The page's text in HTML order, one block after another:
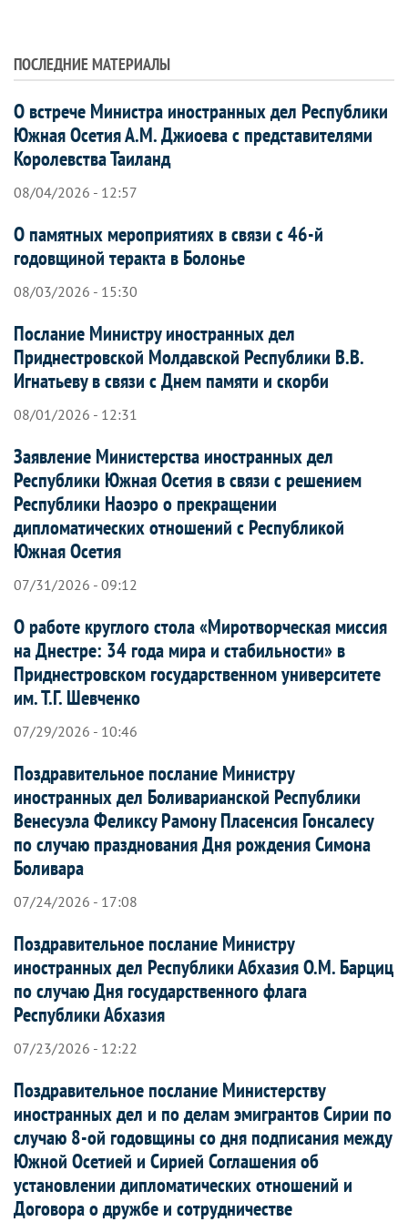
ПОСЛЕДНИЕ МАТЕРИАЛЫ
О встрече Министра иностранных дел Республики
Южная Осетия А.М. Джиоева с представителями
Королевства Таиланд
08/04/2026 - 12:57
О памятных мероприятиях в связи с 46-й
годовщиной теракта в Болонье
08/03/2026 - 15:30
Послание Министру иностранных дел
Приднестровской Молдавской Республики В.В.
Игнатьеву в связи с Днем памяти и скорби
08/01/2026 - 12:31
Заявление Министерства иностранных дел
Республики Южная Осетия в связи с решением
Республики Наоэро о прекращении
дипломатических отношений с Республикой
Южная Осетия
07/31/2026 - 09:12
О работе круглого стола «Миротворческая миссия
на Днестре: 34 года мира и стабильности» в
Приднестровском государственном университете
им. Т.Г. Шевченко
07/29/2026 - 10:46
Поздравительное послание Министру
иностранных дел Боливарианской Республики
Венесуэла Феликсу Рамону Пласенсия Гонсалесу
по случаю празднования Дня рождения Симона
Боливара
07/24/2026 - 17:08
Поздравительное послание Министру
иностранных дел Республики Абхазия О.М. Барциц
по случаю Дня государственного флага
Республики Абхазия
07/23/2026 - 12:22
Поздравительное послание Министерству
иностранных дел и по делам эмигрантов Сирии по
случаю 8-ой годовщины со дня подписания между
Южной Осетией и Сирией Соглашения об
установлении дипломатических отношений и
Договора о дружбе и сотрудничестве